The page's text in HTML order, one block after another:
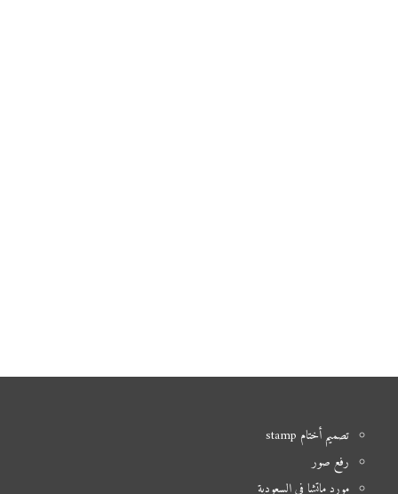
تصميم أختام stamp
رفع صور
مورد ماتشا في السعودية